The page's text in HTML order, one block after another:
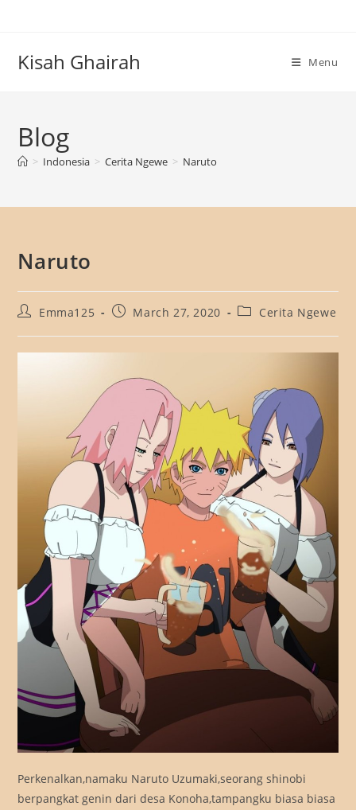
Kisah Ghairah Menu
Blog
> Indonesia > Cerita Ngewe > Naruto
Naruto
PostEmma125
PostMarch 27, 2020
PostCerita Ngewe
Perkenalkan,namaku Naruto Uzumaki,seorang shinobi
berpangkat genin dari desa Konoha,tampangku biasa biasa